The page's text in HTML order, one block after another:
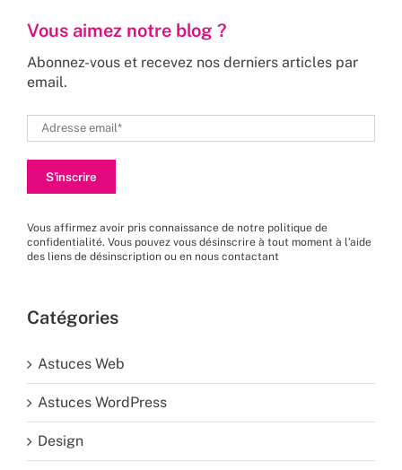
Vous aimez notre blog ?
Abonnez-vous et recevez nos derniers articles par
email.
Vous affirmez avoir pris connaissance de notre politique de
confidentialité. Vous pouvez vous désinscrire à tout moment à l’aide
des liens de désinscription ou en nous contactant
Catégories
Astuces Web
Astuces WordPress
Design